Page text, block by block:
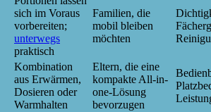
sich im Voraus
vorbereiten;
unterwegs
praktisch
Familien, die
mobil bleiben
möchten
Kombination
aus Erwärmen,
Dosieren oder
Warmhalten
Eltern, die eine
kompakte All-in-
one-Lösung
bevorzugen